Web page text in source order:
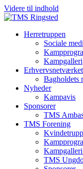
Videre til indhold
Herretruppen
Sociale
Kampgalleri
Bagholdets
Nyheder
Kampavis
Sponsorer
TMS
TMS Forening
TMS